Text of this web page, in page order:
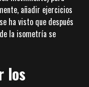
añadir ejercicios
ha visto que después
la isometría se
los